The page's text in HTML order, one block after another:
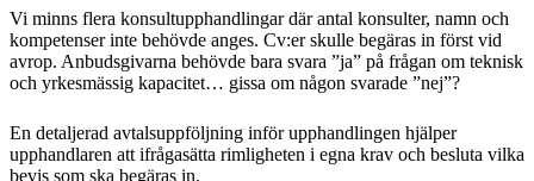
Vi minns flera konsultupphandlingar där antal konsulter, namn och
kompetenser inte behövde anges. Cv:er skulle begäras in först vid
avrop. Anbudsgivarna behövde bara svara ”ja” på frågan om teknisk
och yrkesmässig kapacitet… gissa om någon svarade ”nej”?
En detaljerad avtalsuppföljning inför upphandlingen hjälper
upphandlaren att ifrågasätta rimligheten i egna krav och besluta vilka
bevis som ska begäras in.